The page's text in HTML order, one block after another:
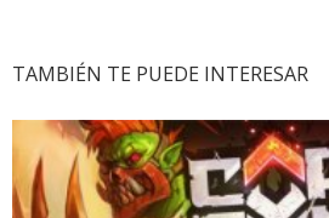
TAMBIÉN TE PUEDE INTERESAR